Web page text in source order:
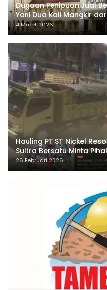
Dugaan Penipuan Jual
Yani Dua Kali Mangkir
4 Maret 2026
Hauling PT ST Nickel
Sultra Bersatu Minta
26 Februari 2026